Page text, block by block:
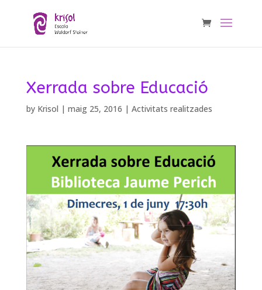
Xerrada sobre Educació
by Krisol | maig 25, 2016 | Activitats realitzades